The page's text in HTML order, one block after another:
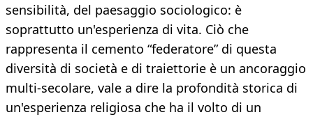
sensibilità, del paesaggio sociologico: è
soprattutto un'esperienza di vita. Ciò che
rappresenta il cemento “federatore” di questa
diversità di società e di traiettorie è un ancoraggio
multi-secolare, vale a dire la profondità storica di
un'esperienza religiosa che ha il volto di un